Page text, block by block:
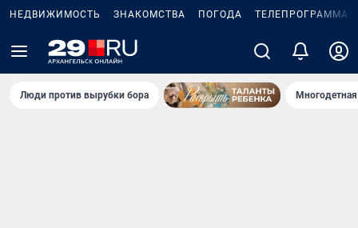
НЕДВИЖИМОСТЬ ЗНАКОМСТВА ПОГОДА ТЕЛЕПРОГРАММА
Люди против вырубки бора